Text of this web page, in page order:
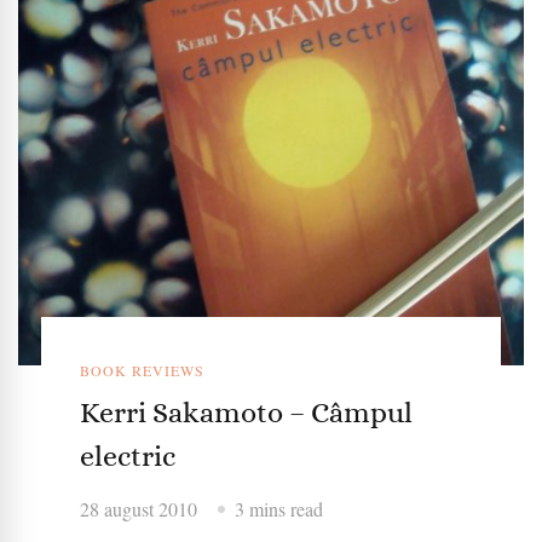
BOOK REVIEWS
Kerri Sakamoto – Câmpul
electric
28 august 2010 3 mins read